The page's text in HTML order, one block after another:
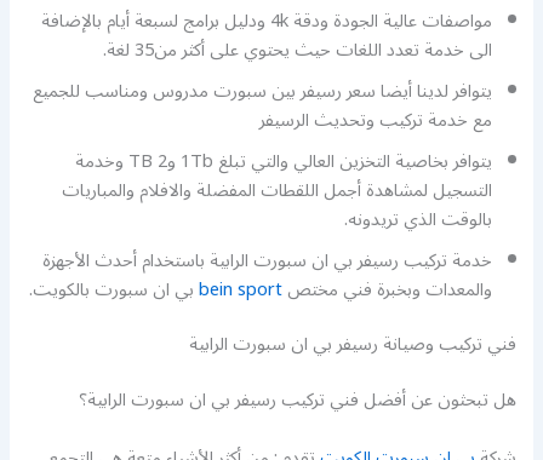
مواصفات عالية الجودة ودقة 4k ودليل برامج لسبعة أيام بالإضافة
الى خدمة تعدد اللغات حيث يحتوي على أكثر من35 لغة.
يتوافر لدينا أيضا سعر رسيفر بين سبورت مدروس ومناسب للجميع
مع خدمة تركيب وتحديث الرسيفر
يتوافر بخاصية التخزين العالي والتي تبلغ 1Tb و2 TB وخدمة
التسجيل لمشاهدة أجمل اللقطات المفضلة والافلام والمباريات
بالوقت الذي تريدونه.
خدمة تركيب رسيفر بي ان سبورت الرابية باستخدام أحدث الأجهزة
والمعدات وبخبرة فني مختصbein sportبي ان سبورت بالكويت.
فني تركيب وصيانة رسيفر بي ان سبورت الرابية
هل تبحثون عن أفضل فني تركيب رسيفر بي ان سبورت الرابية؟